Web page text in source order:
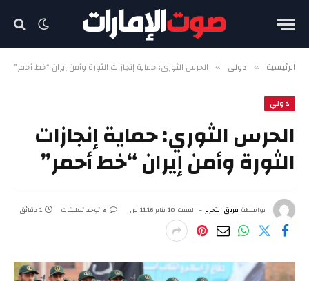
الرئيسية » دولي » الحرس الثوري: حماية إنجازات الثورة وأمن إيران “خط أحمر”
دولي
الحرس الثوري: حماية إنجازات
الثورة وأمن إيران “خط أحمر”
بواسطة فريق التحرير السبت 10 يناير 11:16 ص لا توجد تعليقات 1 دقائق